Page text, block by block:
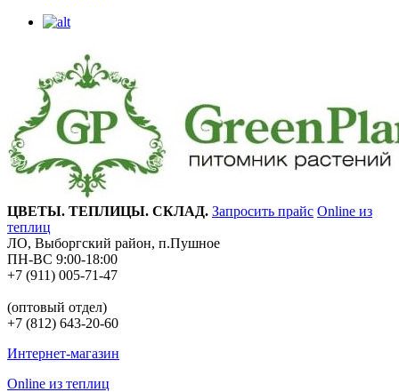
ЦВЕТЫ. ТЕПЛИЦЫ. СКЛАД. Запросить прайс Online из
теплиц
ЛО, Выборгский район, п.Пушное
ПН-ВС 9:00-18:00
+7 (911) 005-71-47
(оптовый отдел)
+7 (812) 643-20-60
Интернет-магазин
Online из теплиц